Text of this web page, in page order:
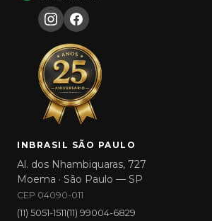
INBRASIL SÃO PAULO
Al. dos Nhambiquaras, 727
Moema · São Paulo — SP
CEP 04090-011
(11) 5051-1511(11) 99004-6829